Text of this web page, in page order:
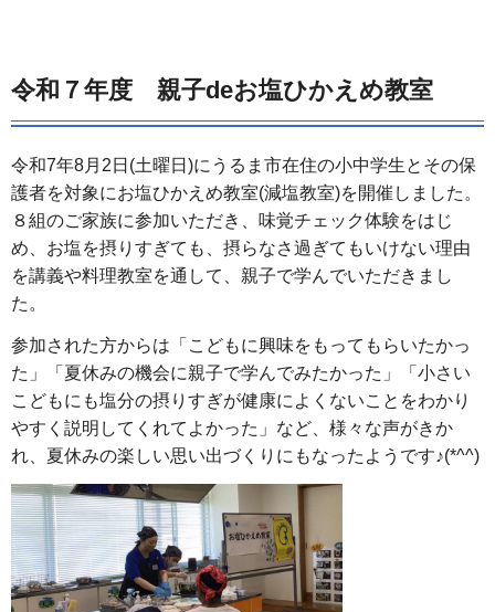
令和７年度 親子deお塩ひかえめ教室
令和7年8月2日(土曜日)にうるま市在住の小中学生とその保
護者を対象にお塩ひかえめ教室(減塩教室)を開催しました。
８組のご家族に参加いただき、味覚チェック体験をはじ
め、お塩を摂りすぎても、摂らなさ過ぎてもいけない理由
を講義や料理教室を通して、親子で学んでいただきまし
た。
参加された方からは「こどもに興味をもってもらいたかっ
た」「夏休みの機会に親子で学んでみたかった」「小さい
こどもにも塩分の摂りすぎが健康によくないことをわかり
やすく説明してくれてよかった」など、様々な声がきか
れ、夏休みの楽しい思い出づくりにもなったようです♪(*^^)